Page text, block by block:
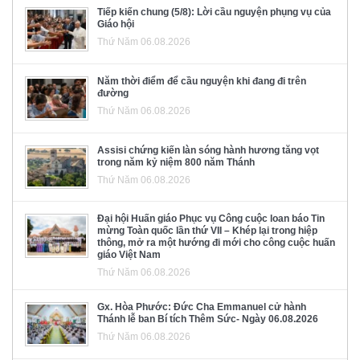
Tiếp kiến chung (5/8): Lời cầu nguyện phụng vụ của
Giáo hội
Thứ Năm 06.08.2026
Năm thời điểm để cầu nguyện khi đang đi trên
đường
Thứ Năm 06.08.2026
Assisi chứng kiến làn sóng hành hương tăng vọt
trong năm kỷ niệm 800 năm Thánh
Thứ Năm 06.08.2026
Đại hội Huấn giáo Phục vụ Công cuộc loan báo Tin
mừng Toàn quốc lần thứ VII – Khép lại trong hiệp
thông, mở ra một hướng đi mới cho công cuộc huấn
giáo Việt Nam
Thứ Năm 06.08.2026
Gx. Hòa Phước: Đức Cha Emmanuel cử hành
Thánh lễ ban Bí tích Thêm Sức- Ngày 06.08.2026
Thứ Năm 06.08.2026